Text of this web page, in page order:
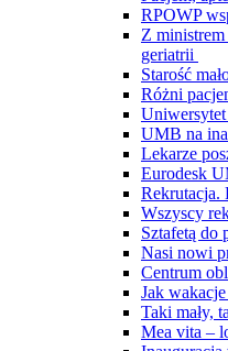
RPOWP
Z
geriatrii
Starość
Różni
UMB na
Lekarze
Eurodesk
Rekrutacja.
Wszyscy
Sztafetą do
Nasi nowi
Centrum
Jak
Taki mały,
Mea vita –